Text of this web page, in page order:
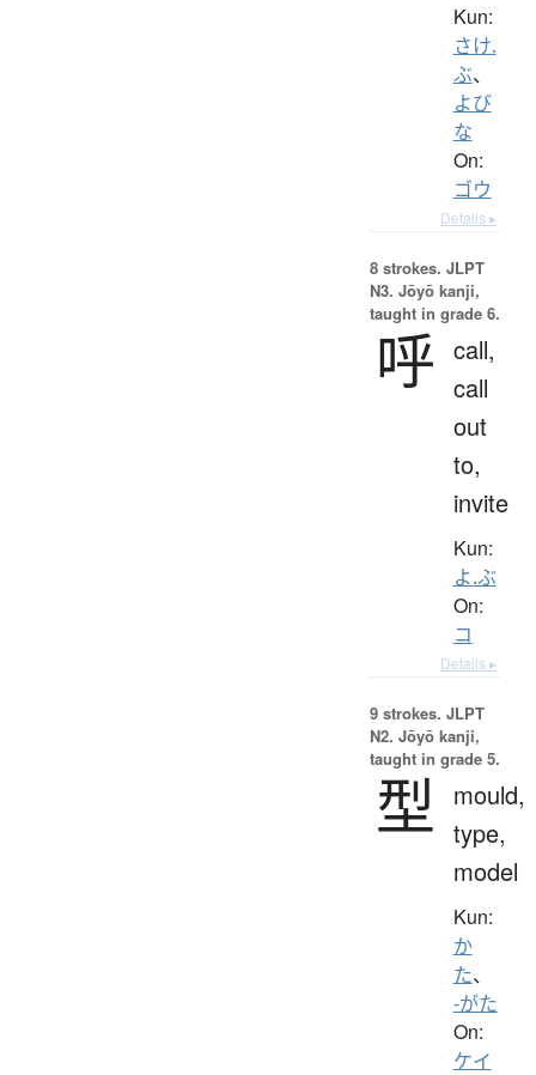
Kun:
さけ.
ぶ、
よび
な
On:
ゴウ
Details ▸
8 strokes. JLPT
N3. Jōyō kanji,
taught in grade 6.
呼 call,
call
out
to,
invite
Kun:
よ.ぶ
On:
コ
Details ▸
9 strokes. JLPT
N2. Jōyō kanji,
taught in grade 5.
型
mould,
type,
model
Kun:
か
た、
-がた
On:
ケイ